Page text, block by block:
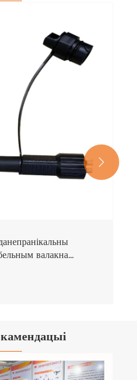
валакнавыя
раз'ём)
